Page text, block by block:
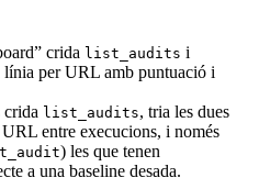
crida list_audits i
línia per URL amb puntuació i
crida list_audits, tria les dues
entre execucions, i només
) les que tenen
a una baseline desada.